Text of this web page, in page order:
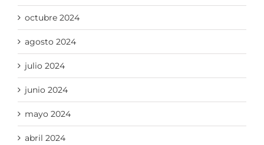
octubre 2024
agosto 2024
julio 2024
junio 2024
mayo 2024
abril 2024